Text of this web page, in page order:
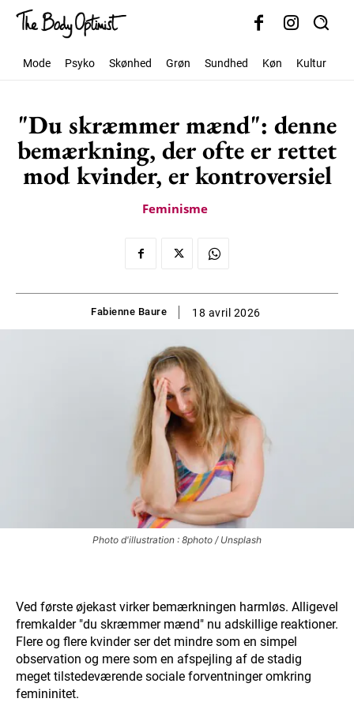
Mode Psyko Skønhed Grøn Sundhed Køn Kultur
"Du skræmmer mænd": denne
bemærkning, der ofte er rettet
mod kvinder, er kontroversiel
Feminisme
Fabienne Baure 18 avril 2026
Photo d'illustration : 8photo / Unsplash
Ved første øjekast virker bemærkningen harmløs. Alligevel
fremkalder "du skræmmer mænd" nu adskillige reaktioner.
Flere og flere kvinder ser det mindre som en simpel
observation og mere som en afspejling af de stadig
meget tilstedeværende sociale forventninger omkring
femininitet.